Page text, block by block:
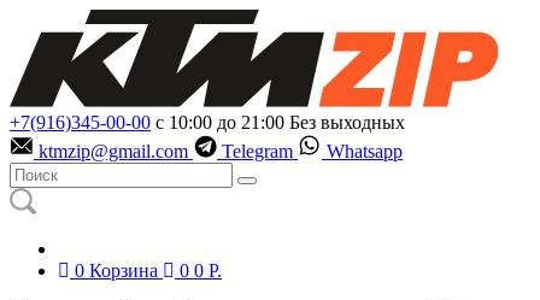
+7(916)345-00-00 с 10:00 до 21:00 Без выходных
ktmzip@gmail.com
Telegram Whatsapp
0 Корзина 0 0 Р.